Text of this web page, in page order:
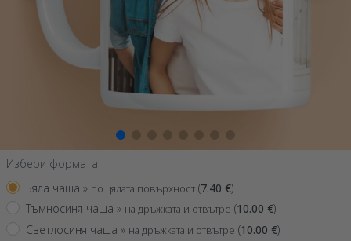
Избери формата
Бяла чаша » по цялата повърхност (7.40 €)
Тъмносиня чаша » на дръжката и отвътре (10.00 €)
Светлосиня чаша » на дръжката и отвътре (10.00 €)